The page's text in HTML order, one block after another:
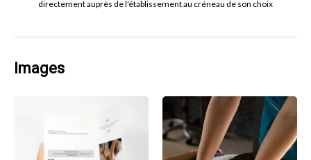
directement auprès de l'établissement au créneau de son choix
Images